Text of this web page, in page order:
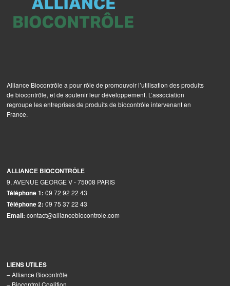
Alliance Biocontrôle a pour rôle de promouvoir l’utilisation des produits
de biocontrôle, et de soutenir leur développement. L’association
regroupe les entreprises de produits de biocontrôle intervenant en
France.
ALLIANCE BIOCONTRÔLE
9, AVENUE GEORGE V - 75008 PARIS
Téléphone 1: 09 72 92 22 43
Téléphone 2: 09 75 37 22 43
Email: contact@alliancebiocontrole.com
LIENS UTILES
–Alliance Biocontrôle
– Biocontrol Coalition